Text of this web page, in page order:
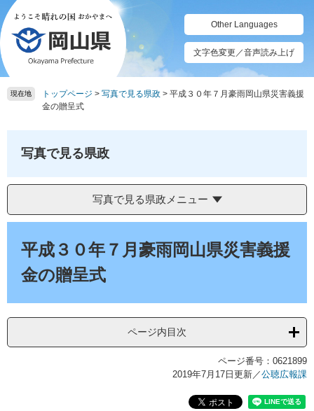
ペ
ー
ジ
の
先
頭
メ
ニ
ュ
ー
を
飛
Other Languages
文字色変更／音声読み上げ
現在地 トップページ > 写真で見る県政 > 平成３０年７月豪雨岡山県災害義援
金の贈呈式
写真で見る県政
写真で見る県政メニュー
平成３０年７月豪雨岡山県災害義援
金の贈呈式
ページ内目次
ページ番号：0621899
2019年7月17日更新／公聴広報課